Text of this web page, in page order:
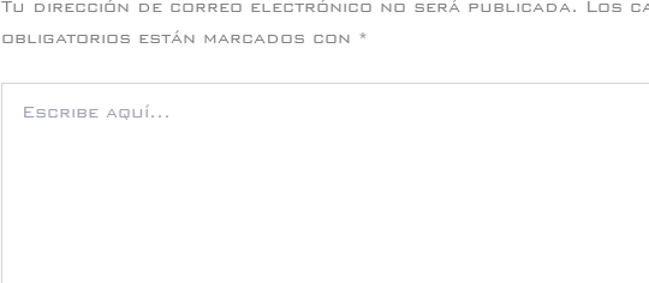
Tu dirección de correo electrónico no será publicada. Los
obligatorios están marcados con *
aquí...